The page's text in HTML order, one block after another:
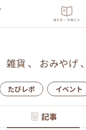
ガイド・マガジン
雑貨 、 おみやげ 、
たびレポ イベント
記事